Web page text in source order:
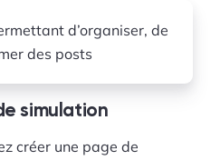
simulation
créer une page de